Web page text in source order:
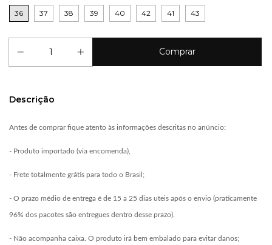
36 37 38 39 40 42 41 43
Descrição
Antes de comprar fique atento às informações descritas no anúncio:
- Produto importado (via encomenda),
- Frete totalmente grátis para todo o Brasil;
- O prazo médio de entrega é de 15 a 25 dias uteis após o envio (praticamente
96% dos pacotes são entregues dentro desse prazo).
- Não acompanha caixa. O produto irá bem embalado para evitar danos;